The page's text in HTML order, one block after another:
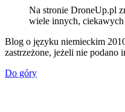
Na stronie DroneUp.pl
wiele innych,
Blog o języku niemieckim
zastrzeżone, jeżeli nie podano
Do góry